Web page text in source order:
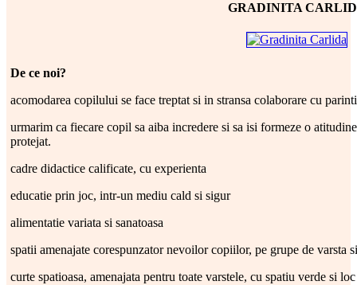
GRADINITA
De ce noi?
acomodarea copilului se face treptat si in stransa colaborare cu
urmarim ca fiecare copil sa aiba incredere si sa isi formeze o
protejat.
cadre didactice calificate, cu experienta
educatie prin joc, intr-un mediu cald si sigur
alimentatie variata si sanatoasa
spatii amenajate corespunzator nevoilor copiilor, pe grupe de varsta
curte spatioasa, amenajata pentru toate varstele, cu spatiu verde si